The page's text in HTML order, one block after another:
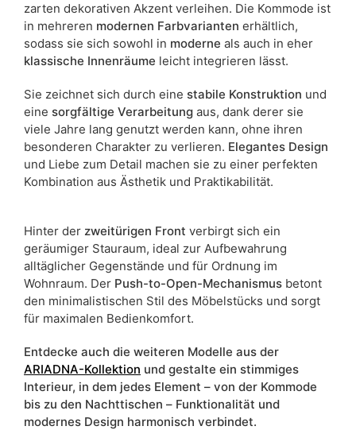
zarten dekorativen Akzent verleihen. Die Kommode ist
in mehreren modernen Farbvarianten erhältlich,
sodass sie sich sowohl in moderne als auch in eher
klassische Innenräume leicht integrieren lässt.
Sie zeichnet sich durch eine stabile Konstruktion und
eine sorgfältige Verarbeitung aus, dank derer sie
viele Jahre lang genutzt werden kann, ohne ihren
besonderen Charakter zu verlieren. Elegantes Design
und Liebe zum Detail machen sie zu einer perfekten
Kombination aus Ästhetik und Praktikabilität.
Hinter der zweitürigen Front verbirgt sich ein
geräumiger Stauraum, ideal zur Aufbewahrung
alltäglicher Gegenstände und für Ordnung im
Wohnraum. Der Push-to-Open-Mechanismus betont
den minimalistischen Stil des Möbelstücks und sorgt
für maximalen Bedienkomfort.
Entdecke auch die weiteren Modelle aus der
ARIADNA-Kollektion und gestalte ein stimmiges
Interieur, in dem jedes Element – von der Kommode
bis zu den Nachttischen – Funktionalität und
modernes Design harmonisch verbindet.